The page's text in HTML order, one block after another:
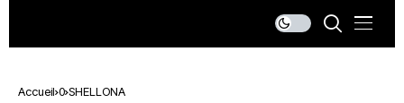
Accueil 0 SHELLONA